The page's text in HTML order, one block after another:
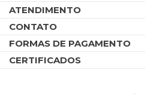
ATENDIMENTO
CONTATO
FORMAS DE PAGAMENTO
CERTIFICADOS